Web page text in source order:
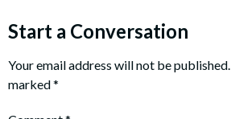
Start a Conversation
Your email address will not be published.
marked*